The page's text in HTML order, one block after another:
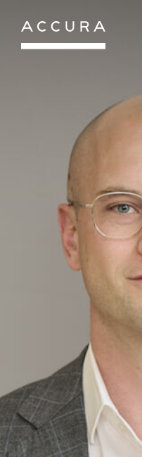
Gå
indhold